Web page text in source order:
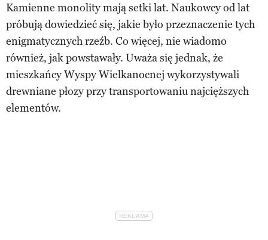
Kamienne monolity mają setki lat. Naukowcy od lat
próbują dowiedzieć się, jakie było przeznaczenie tych
enigmatycznych rzeźb. Co więcej, nie wiadomo
również, jak powstawały. Uważa się jednak, że
mieszkańcy Wyspy Wielkanocnej wykorzystywali
drewniane płozy przy transportowaniu najcięższych
elementów.